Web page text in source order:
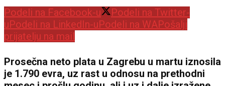
Podeli na Facebook-u
Podeli na Twitter-
u Podeli na LinkedIn-u Podeli na WAPošalji
prijatelju na mail
Prosečna neto plata u Zagrebu u martu iznosila
je 1.790 evra, uz rast u odnosu na prethodni